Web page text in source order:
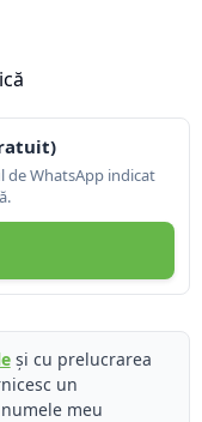
de WhatsApp indicat
și cu prelucrarea
un
meu